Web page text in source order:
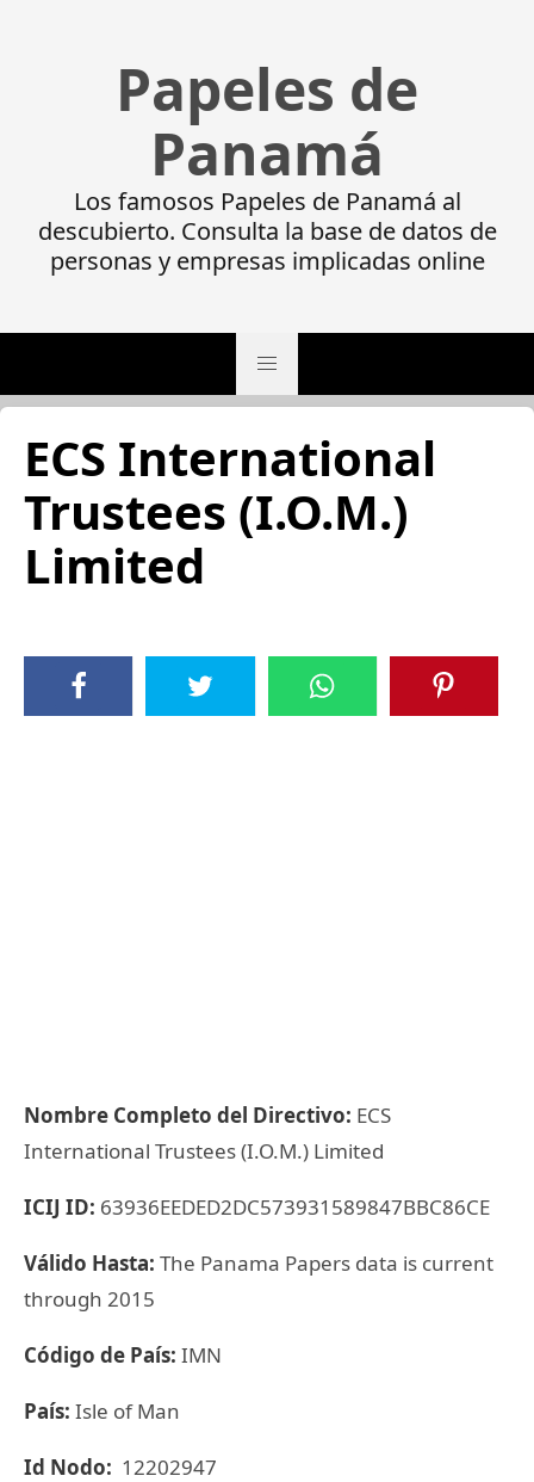
Papeles de
Panamá
Los famosos Papeles de Panamá al
descubierto. Consulta la base de datos de
personas y empresas implicadas online
ECS International
Trustees (I.O.M.)
Limited
Nombre Completo del Directivo: ECS
International Trustees (I.O.M.) Limited
ICIJ ID: 63936EEDED2DC573931589847BBC86CE
Válido Hasta: The Panama Papers data is current
through 2015
Código de País: IMN
País: Isle of Man
Id Nodo: 12202947